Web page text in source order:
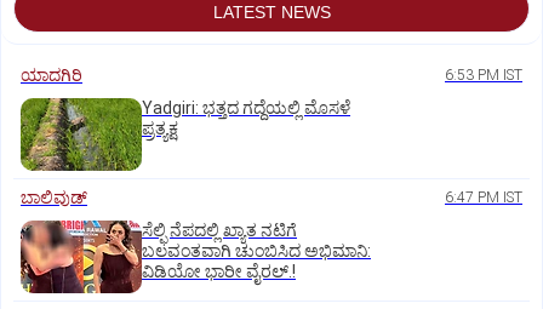
LATEST NEWS
ಯಾದಗಿರಿ 6:53 PM IST
Yadgiri: ಭತ್ತದ ಗದ್ದೆಯಲ್ಲಿ ಮೊಸಳೆ
ಪ್ರತ್ಯಕ್ಷ
ಬಾಲಿವುಡ್‌ 6:47 PM IST
ಸೆಲ್ಫಿ ನೆಪದಲ್ಲಿ ಖ್ಯಾತ ನಟಿಗೆ
ಬಲವಂತವಾಗಿ ಚುಂಬಿಸಿದ ಅಭಿಮಾನಿ:
ವಿಡಿಯೋ ಭಾರೀ ವೈರಲ್.!